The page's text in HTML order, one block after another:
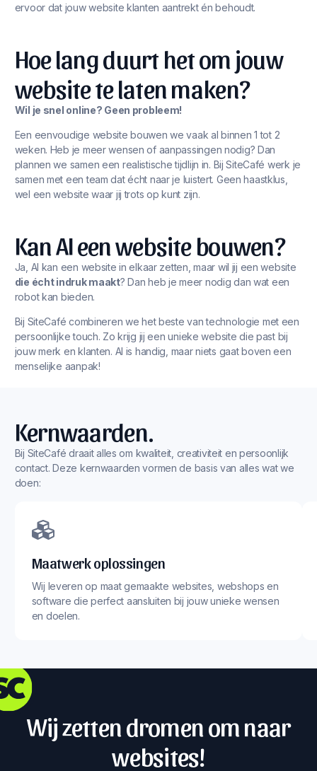
ervoor dat jouw website klanten aantrekt én behoudt.
Hoe lang duurt het om jouw
website te laten maken?
Wil je snel online? Geen probleem!
Een eenvoudige website bouwen we vaak al binnen 1 tot 2
weken. Heb je meer wensen of aanpassingen nodig? Dan
plannen we samen een realistische tijdlijn in. Bij SiteCafé werk je
samen met een team dat écht naar je luistert. Geen haastklus,
wel een website waar jij trots op kunt zijn.
Kan AI een website bouwen?
Ja, AI kan een website in elkaar zetten, maar wil jij een website
die écht indruk maakt? Dan heb je meer nodig dan wat een
robot kan bieden.
Bij SiteCafé combineren we het beste van technologie met een
persoonlijke touch. Zo krijg jij een unieke website die past bij
jouw merk en klanten. AI is handig, maar niets gaat boven een
menselijke aanpak!
Kernwaarden.
Bij SiteCafé draait alles om kwaliteit, creativiteit en persoonlijk
contact. Deze kernwaarden vormen de basis van alles wat we
doen:
Maatwerk oplossingen
Wij leveren op maat gemaakte websites, webshops en
software die perfect aansluiten bij jouw unieke wensen
en doelen.
Wij zetten dromen om naar
websites!